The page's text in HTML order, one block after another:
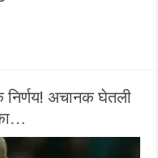
अचानक घेतली